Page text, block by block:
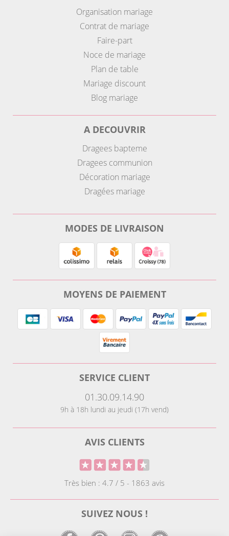
Organisation mariage
Contrat de mariage
Faire-part
Noce de mariage
Plan de table
Mariage discount
Blog mariage
A DECOUVRIR
Dragees bapteme
Dragees communion
Décoration mariage
Dragées mariage
MODES DE LIVRAISON
MOYENS DE PAIEMENT
SERVICE CLIENT
01.30.09.14.90
9h à 18h lundi au jeudi (17h vend)
AVIS CLIENTS
Très bien : 4.7 / 5 - 1863 avis
SUIVEZ NOUS !